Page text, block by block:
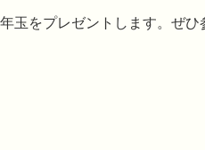
玉をプレゼントします。ぜ